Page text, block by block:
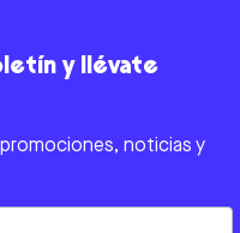
y llévate
noticias y